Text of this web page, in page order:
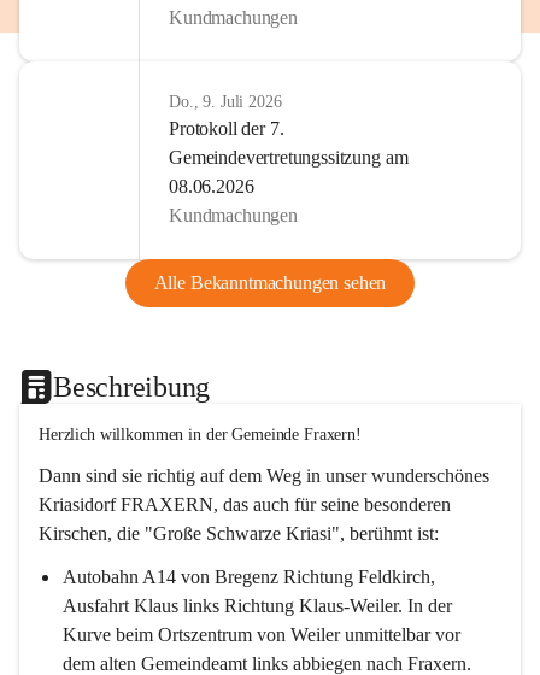
Kundmachungen
Do., 9. Juli 2026
Protokoll der 7.
Gemeindevertretungssitzung am
08.06.2026
Kundmachungen
Alle Bekanntmachungen sehen
Beschreibung
Herzlich willkommen in der Gemeinde Fraxern!
Dann sind sie richtig auf dem Weg in unser wunderschönes
Kriasidorf FRAXERN, das auch für seine besonderen
Kirschen, die "Große Schwarze Kriasi", berühmt ist:
Autobahn A14 von Bregenz Richtung Feldkirch,
Ausfahrt Klaus links Richtung Klaus-Weiler. In der
Kurve beim Ortszentrum von Weiler unmittelbar vor
dem alten Gemeindeamt links abbiegen nach Fraxern.